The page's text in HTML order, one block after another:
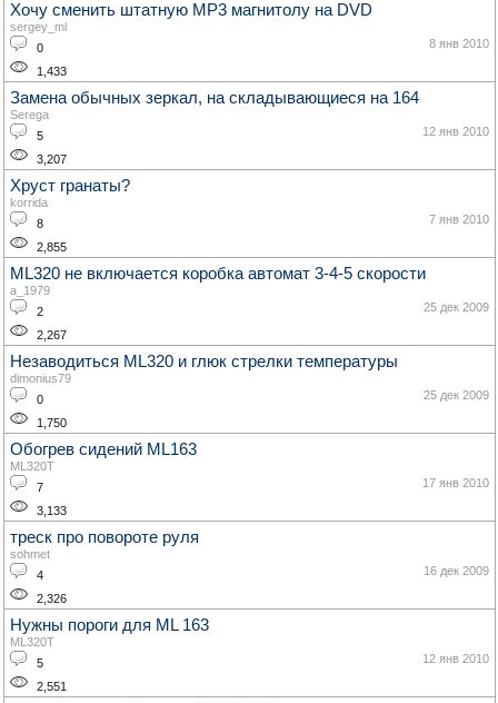
Хочу сменить штатную MP3 магнитолу на DVD
sergey_ml
0
1,433
8 янв 2010
Замена обычных зеркал, на складывающиеся на 164
Serega
5
3,207
12 янв 2010
Хруст гранаты?
korrida
8
2,855
7 янв 2010
ML320 не включается коробка автомат 3-4-5 скорости
a_1979
2
2,267
25 дек 2009
Незаводиться ML320 и глюк стрелки температуры
dimonius79
0
1,750
25 дек 2009
Обогрев сидений ML163
ML320T
7
3,133
17 янв 2010
треск про повороте руля
sohmet
4
2,326
16 дек 2009
Нужны пороги для ML 163
ML320T
5
2,551
12 янв 2010